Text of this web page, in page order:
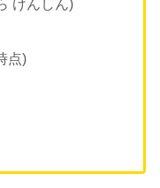
けんしん)
点)